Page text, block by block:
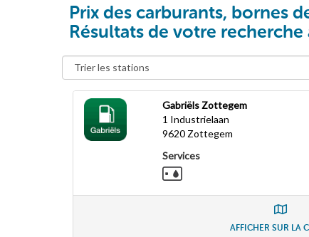
Prix des carburants, bornes
Résultats de votre
Gabriëls Zottegem
1 Industrielaan
9620 Zottegem
Services
AFFICHER SUR LA